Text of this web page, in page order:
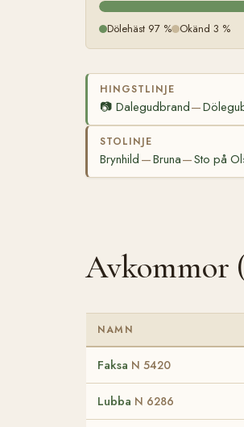
Dölehäst 97 % Okänd 3 %
HINGSTLINJE
📷 Dalegudbrand—
STOLINJE
Brynhild —Bruna—Sto på
Avkommor
NAMN
Faksa N 5420
Lubba N 6286